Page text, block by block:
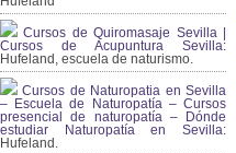
Cursos de Quiromasaje Sevilla |
Cursos de Acupuntura Sevilla:
Hufeland, escuela de naturismo.
Cursos de Naturopatia en Sevilla
– Escuela de Naturopatía – Cursos
presencial de naturopatía – Dónde
estudiar Naturopatía en Sevilla:
Hufeland.